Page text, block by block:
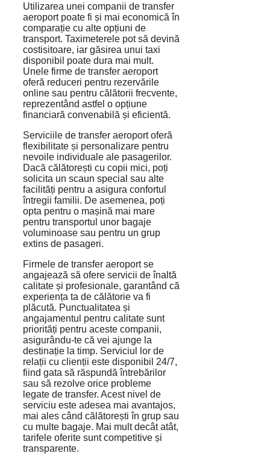
Utilizarea unei companii de transfer
aeroport poate fi și mai economică în
comparație cu alte opțiuni de
transport. Taximeterele pot să devină
costisitoare, iar găsirea unui taxi
disponibil poate dura mai mult.
Unele firme de transfer aeroport
oferă reduceri pentru rezervările
online sau pentru călătorii frecvente,
reprezentând astfel o opțiune
financiară convenabilă și eficientă.
Serviciile de transfer aeroport oferă
flexibilitate și personalizare pentru
nevoile individuale ale pasagerilor.
Dacă călătorești cu copii mici, poți
solicita un scaun special sau alte
facilități pentru a asigura confortul
întregii familii. De asemenea, poți
opta pentru o mașină mai mare
pentru transportul unor bagaje
voluminoase sau pentru un grup
extins de pasageri.
Firmele de transfer aeroport se
angajează să ofere servicii de înaltă
calitate și profesionale, garantând că
experiența ta de călătorie va fi
plăcută. Punctualitatea și
angajamentul pentru calitate sunt
priorități pentru aceste companii,
asigurându-te că vei ajunge la
destinație la timp. Serviciul lor de
relații cu clienții este disponibil 24/7,
fiind gata să răspundă întrebărilor
sau să rezolve orice probleme
legate de transfer. Acest nivel de
serviciu este adesea mai avantajos,
mai ales când călătorești în grup sau
cu multe bagaje. Mai mult decât atât,
tarifele oferite sunt competitive și
transparente.